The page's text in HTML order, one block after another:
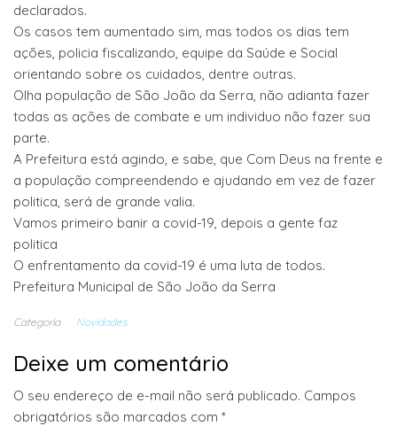
declarados.
Os casos tem aumentado sim, mas todos os dias tem
ações, policia fiscalizando, equipe da Saúde e Social
orientando sobre os cuidados, dentre outras.
Olha população de São João da Serra, não adianta fazer
todas as ações de combate e um individuo não fazer sua
parte.
A Prefeitura está agindo, e sabe, que Com Deus na frente e
a população compreendendo e ajudando em vez de fazer
politica, será de grande valia.
Vamos primeiro banir a covid-19, depois a gente faz
politica
O enfrentamento da covid-19 é uma luta de todos.
Prefeitura Municipal de São João da Serra
Categoria Novidades
Deixe um comentário
O seu endereço de e-mail não será publicado. Campos
obrigatórios são marcados com *